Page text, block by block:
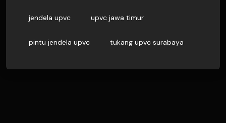
jendela upvc upvc jawa timur
pintu jendela upvc tukang upvc surabaya